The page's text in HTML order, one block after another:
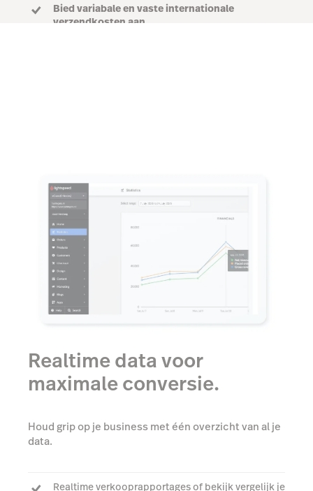
Bied variabale en vaste internationale
verzendkosten aan
Realtime data voor
maximale conversie.
Houd grip op je business met één overzicht van al je
data.
Realtime verkooprapportages of bekijk vergelijk je